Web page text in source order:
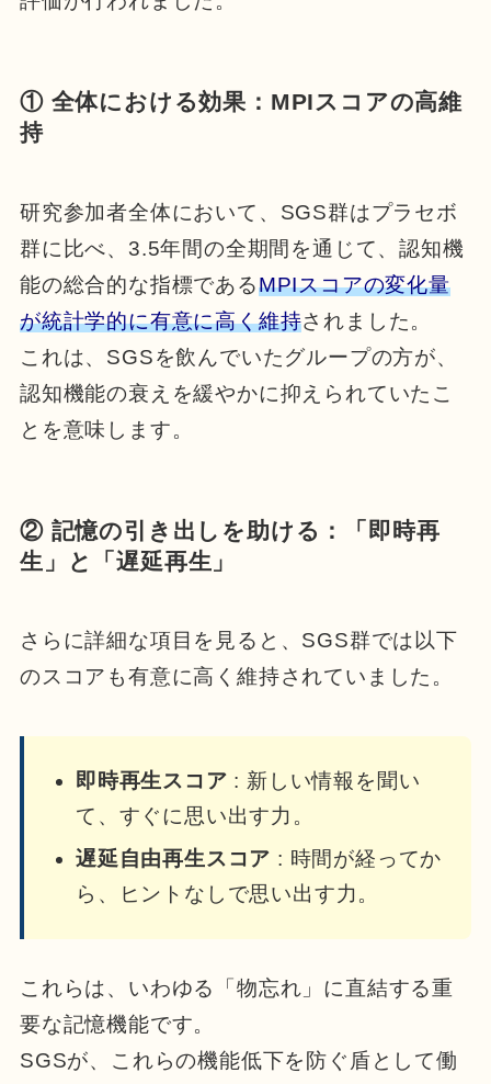
① 全体における効果：MPIスコアの高維
持
研究参加者全体において、SGS群はプラセボ
群に比べ、3.5年間の全期間を通じて、認知機
能の総合的な指標であるMPIスコアの変化量
が統計学的に有意に高く維持されました。
これは、SGSを飲んでいたグループの方が、
認知機能の衰えを緩やかに抑えられていたこ
とを意味します。
② 記憶の引き出しを助ける：「即時再
生」と「遅延再生」
さらに詳細な項目を見ると、SGS群では以下
のスコアも有意に高く維持されていました。
即時再生スコア : 新しい情報を聞い
て、すぐに思い出す力。
遅延自由再生スコア : 時間が経ってか
ら、ヒントなしで思い出す力。
これらは、いわゆる「物忘れ」に直結する重
要な記憶機能です。
SGSが、これらの機能低下を防ぐ盾として働